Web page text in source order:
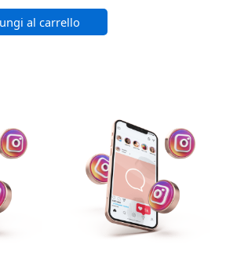
al carrello